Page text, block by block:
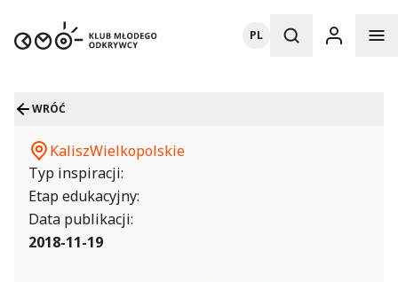
PL
WRÓĆ
KaliszWielkopolskie
Typ inspiracji:
Etap edukacyjny:
Data publikacji:
2018-11-19